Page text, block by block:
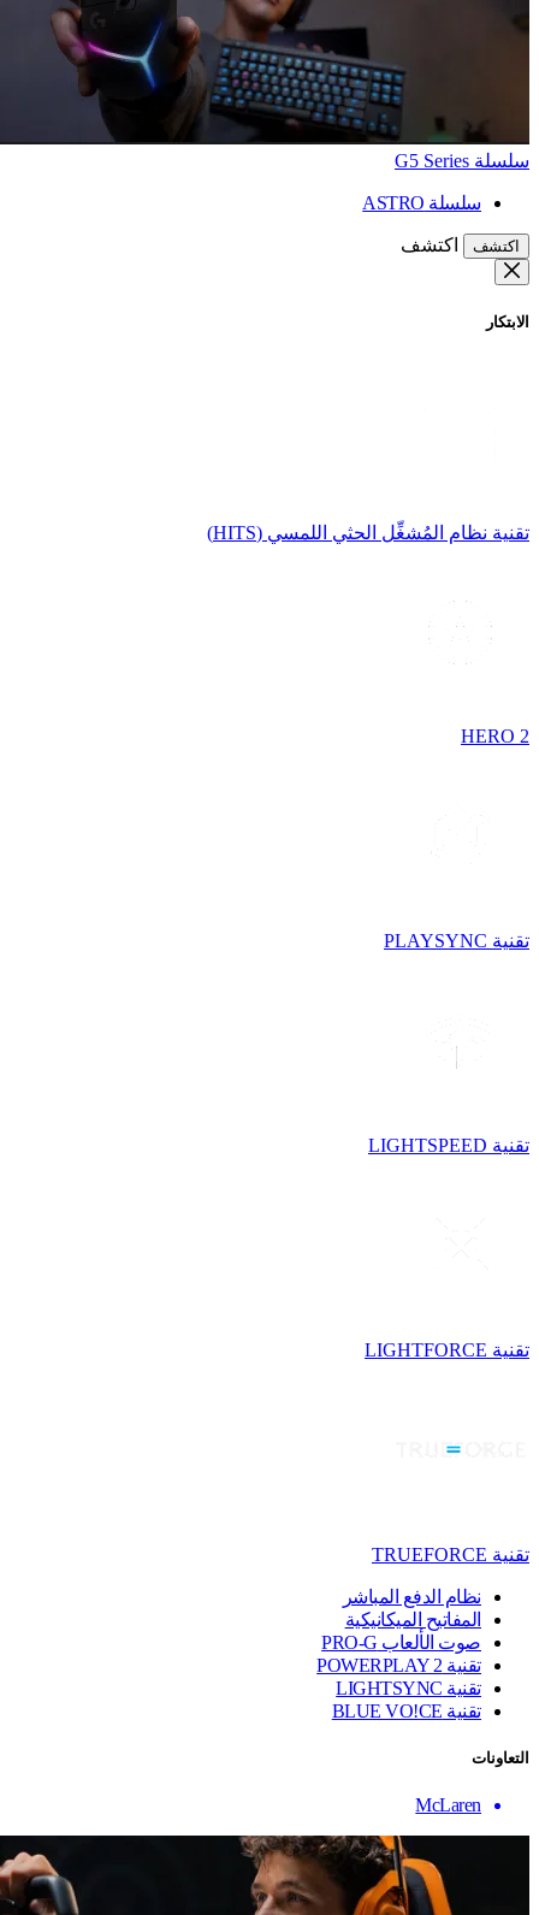
سلسلة G5 Series
سلسلة ASTRO
اكتشف اكتشف
الابتكار
تقنية نظام المُشغِّل الحثي اللمسي (HITS)
HERO 2
تقنية PLAYSYNC
تقنية LIGHTSPEED
تقنية LIGHTFORCE
تقنية TRUEFORCE
نظام الدفع المباشر
المفاتيح الميكانيكية
صوت الألعاب PRO-G
تقنية ‏POWERPLAY 2
تقنية LIGHTSYNC
تقنية BLUE VO!CE
التعاونات
McLaren